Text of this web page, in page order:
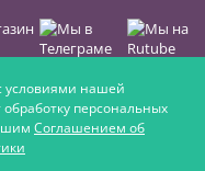
верховой езды,
условиями нашей
обработку персональных
Соглашением об